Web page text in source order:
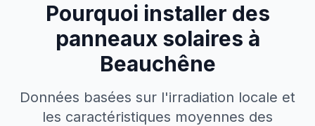
Pourquoi installer des
panneaux solaires à
Beauchêne
Données basées sur l'irradiation locale et
les caractéristiques moyennes des